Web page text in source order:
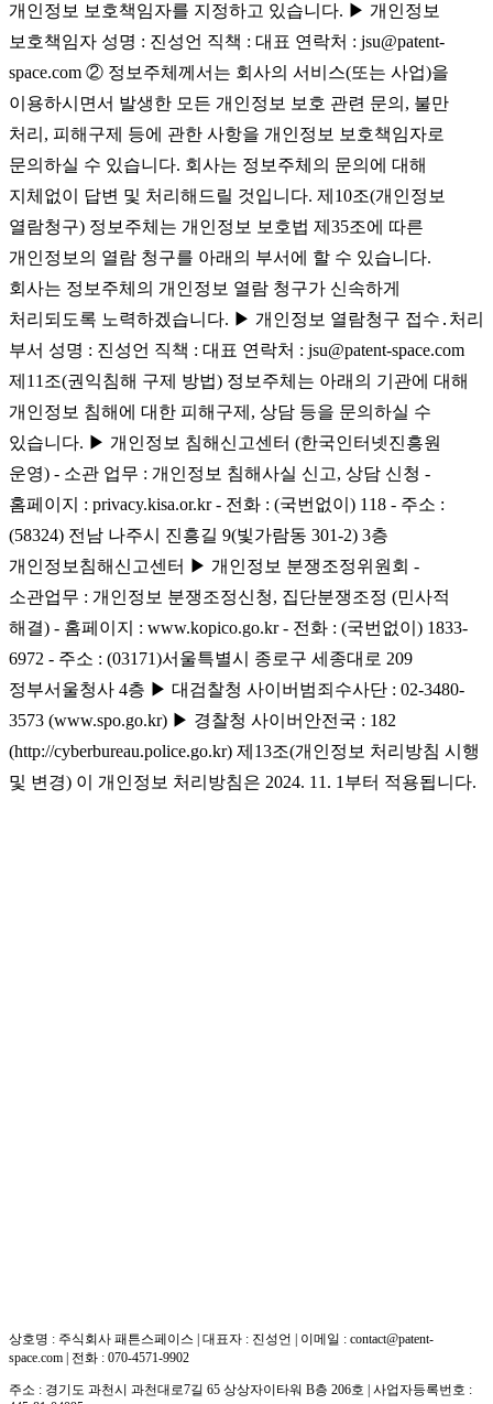
개인정보 보호책임자를 지정하고 있습니다. ▶ 개인정보
보호책임자 성명 : 진성언 직책 : 대표 연락처 : jsu@patent-
space.com ② 정보주체께서는 회사의 서비스(또는 사업)을
이용하시면서 발생한 모든 개인정보 보호 관련 문의, 불만
처리, 피해구제 등에 관한 사항을 개인정보 보호책임자로
문의하실 수 있습니다. 회사는 정보주체의 문의에 대해
지체없이 답변 및 처리해드릴 것입니다. 제10조(개인정보
열람청구) 정보주체는 개인정보 보호법 제35조에 따른
개인정보의 열람 청구를 아래의 부서에 할 수 있습니다.
회사는 정보주체의 개인정보 열람 청구가 신속하게
처리되도록 노력하겠습니다. ▶ 개인정보 열람청구 접수․처리
부서 성명 : 진성언 직책 : 대표 연락처 : jsu@patent-space.com
제11조(권익침해 구제 방법) 정보주체는 아래의 기관에 대해
개인정보 침해에 대한 피해구제, 상담 등을 문의하실 수
있습니다. ▶ 개인정보 침해신고센터 (한국인터넷진흥원
운영) - 소관 업무 : 개인정보 침해사실 신고, 상담 신청 -
홈페이지 : privacy.kisa.or.kr - 전화 : (국번없이) 118 - 주소 :
(58324) 전남 나주시 진흥길 9(빛가람동 301-2) 3층
개인정보침해신고센터 ▶ 개인정보 분쟁조정위원회 -
소관업무 : 개인정보 분쟁조정신청, 집단분쟁조정 (민사적
해결) - 홈페이지 : www.kopico.go.kr - 전화 : (국번없이) 1833-
6972 - 주소 : (03171)서울특별시 종로구 세종대로 209
정부서울청사 4층 ▶ 대검찰청 사이버범죄수사단 : 02-3480-
3573 (www.spo.go.kr) ▶ 경찰청 사이버안전국 : 182
(http://cyberbureau.police.go.kr) 제13조(개인정보 처리방침 시행
및 변경) 이 개인정보 처리방침은 2024. 11. 1부터 적용됩니다.
상호명 : 주식회사 패튼스페이스 | 대표자 : 진성언 | 이메일 : contact@patent-
space.com | 전화 : 070-4571-9902
주소 : 경기도 과천시 과천대로7길 65 상상자이타워 B층 206호 | 사업자등록번호 :